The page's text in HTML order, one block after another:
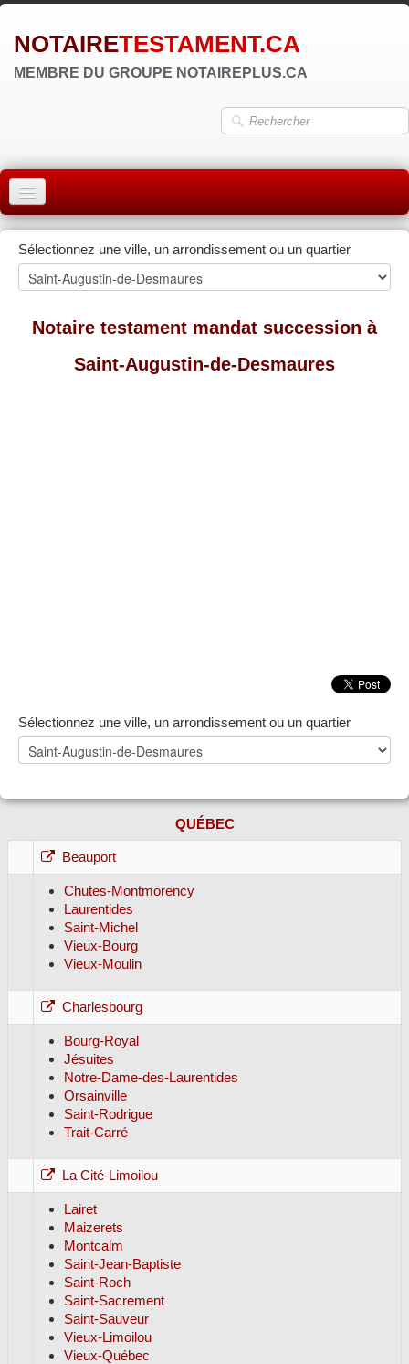
NOTAIRETESTAMENT.CA
MEMBRE DU GROUPE NOTAIREPLUS.CA
ACCUEIL
MONTRÉAL
QUÉBEC
LAVAL
RÉGIONS▼
Sélectionnez une ville, un arrondissement ou un quartier
Notaire testament mandat succession à
Saint-Augustin-de-Desmaures
Sélectionnez une ville, un arrondissement ou un quartier
QUÉBEC
Beauport
Chutes-Montmorency
Laurentides
Saint-Michel
Vieux-Bourg
Vieux-Moulin
Charlesbourg
Bourg-Royal
Jésuites
Notre-Dame-des-Laurentides
Orsainville
Saint-Rodrigue
Trait-Carré
La Cité-Limoilou
Lairet
Maizerets
Montcalm
Saint-Jean-Baptiste
Saint-Roch
Saint-Sacrement
Saint-Sauveur
Vieux-Limoilou
Vieux-Québec